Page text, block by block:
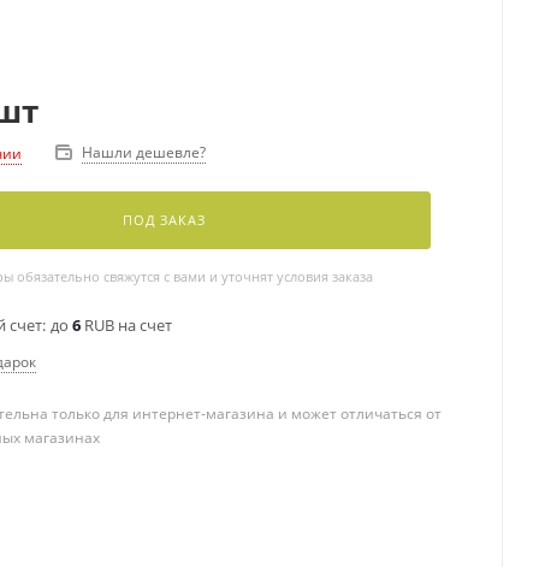
Нашли дешевле?
ПОД ЗАКАЗ
свяжутся с вами и уточнят условия заказа
счет: до 6RUB на счет
только для интернет-магазина и может отличаться от
магазинах